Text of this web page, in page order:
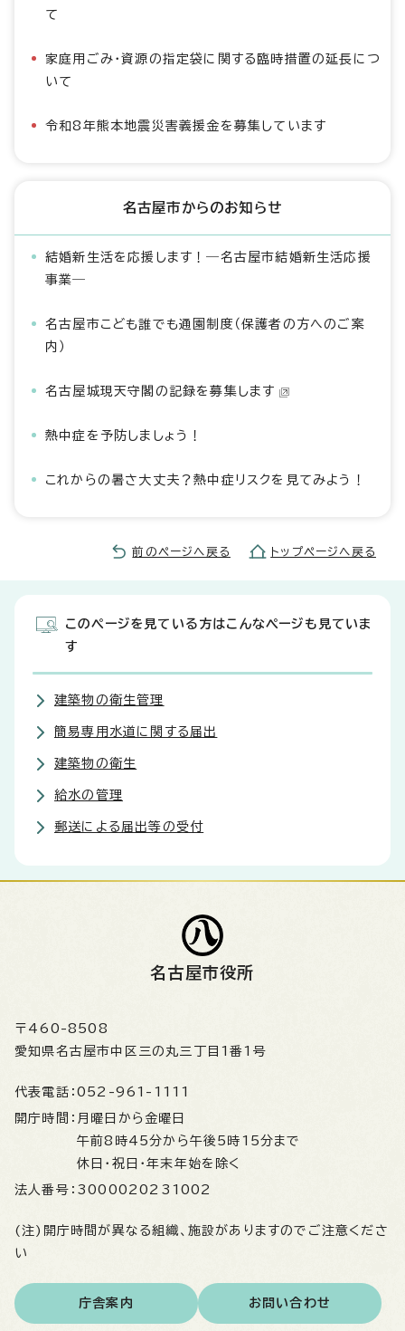
て
家庭用ごみ・資源の指定袋に関する臨時措置の延長につ
いて
令和8年熊本地震災害義援金を募集しています
名古屋市からのお知らせ
結婚新生活を応援します！―名古屋市結婚新生活応援
事業―
名古屋市こども誰でも通園制度（保護者の方へのご案
内）
名古屋城現天守閣の記録を募集します
熱中症を予防しましょう！
これからの暑さ大丈夫？熱中症リスクを見てみよう！
前のページへ戻る トップページへ戻る
このページを見ている方はこんなページも見ていま
す
建築物の衛生管理
簡易専用水道に関する届出
建築物の衛生
給水の管理
郵送による届出等の受付
名古屋市役所
〒460-8508
愛知県名古屋市中区三の丸三丁目1番1号
代表電話： 052-961-1111
開庁時間： 月曜日から金曜日
午前8時45分から午後5時15分まで
休日・祝日・年末年始を除く
法人番号： 3000020231002
(注)開庁時間が異なる組織、施設がありますのでご注意くださ
い
庁舎案内 お問い合わせ